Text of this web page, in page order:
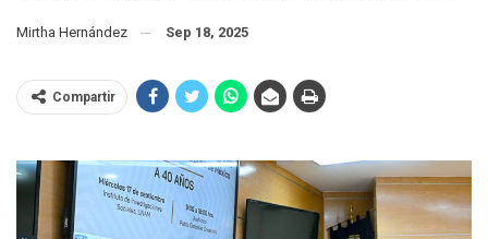
Mirtha Hernández Sep 18, 2025
Compartir